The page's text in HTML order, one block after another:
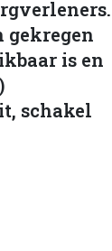
gekregen
is en
schakel